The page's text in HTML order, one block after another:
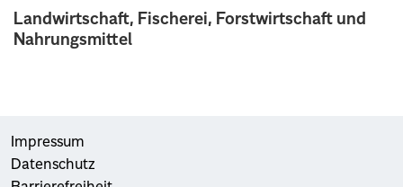
Landwirtschaft, Fischerei, Forstwirtschaft und
Nahrungsmittel
Impressum
Datenschutz